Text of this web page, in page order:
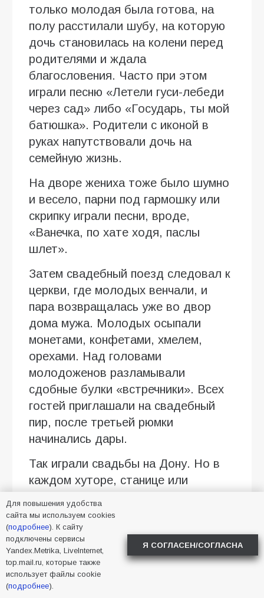
только молодая была готова, на
полу расстилали шубу, на которую
дочь становилась на колени перед
родителями и ждала
благословения. Часто при этом
играли песню «Летели гуси-лебеди
через сад» либо «Государь, ты мой
батюшка». Родители с иконой в
руках напутствовали дочь на
семейную жизнь.
На дворе жениха тоже было шумно
и весело, парни под гармошку или
скрипку играли песни, вроде,
«Ванечка, по хате ходя, паслы
шлет».
Затем свадебный поезд следовал к
церкви, где молодых венчали, и
пара возвращалась уже во двор
дома мужа. Молодых осыпали
монетами, конфетами, хмелем,
орехами. Над головами
молодоженов разламывали
сдобные булки «встречники». Всех
гостей приглашали на свадебный
пир, после третьей рюмки
начинались дары.
Так играли свадьбы на Дону. Но в
каждом хуторе, станице или
В Батайске такая свадьба стала
первым опытом проведения
регистрации брака в таком
формате. В дальнейшем такой
формат планируют проводить в дни
Для повышения удобства
сайта мы используем cookies
(подробнее). К сайту
подключены сервисы
Yandex.Metrika, LiveInternet,
top.mail.ru, которые также
использует файлы cookie
(подробнее).
Я СОГЛАСЕН/СОГЛАСНА